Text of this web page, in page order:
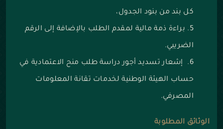
كل بند من بنود الجدول،
براءة ذمة مالية لمقدم الطلب بالإضافة إلى الرقم
الضريبي.
إشعار تسديد أجور دراسة طلب منح الاعتمادية في
حساب الهيئة الوطنية لخدمات تقانة المعلومات
المصرفي.
الوثائق المطلوبة